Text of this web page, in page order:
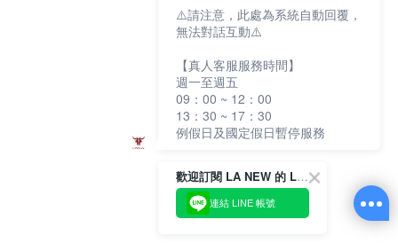
歡迎訂閱 LA NEW 的 LINE 官方帳號
連結 LINE 帳號
⚠️請注意，此處為系統自動回覆，
無法對話互動⚠️
【真人客服服務時間】
週一至週五
09：00 ~ 12：00
13：30 ~ 17：30
例假日及國定假日暫停服務